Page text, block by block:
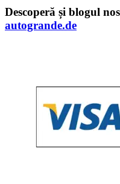
Descoperă și blogul
autogrande.de